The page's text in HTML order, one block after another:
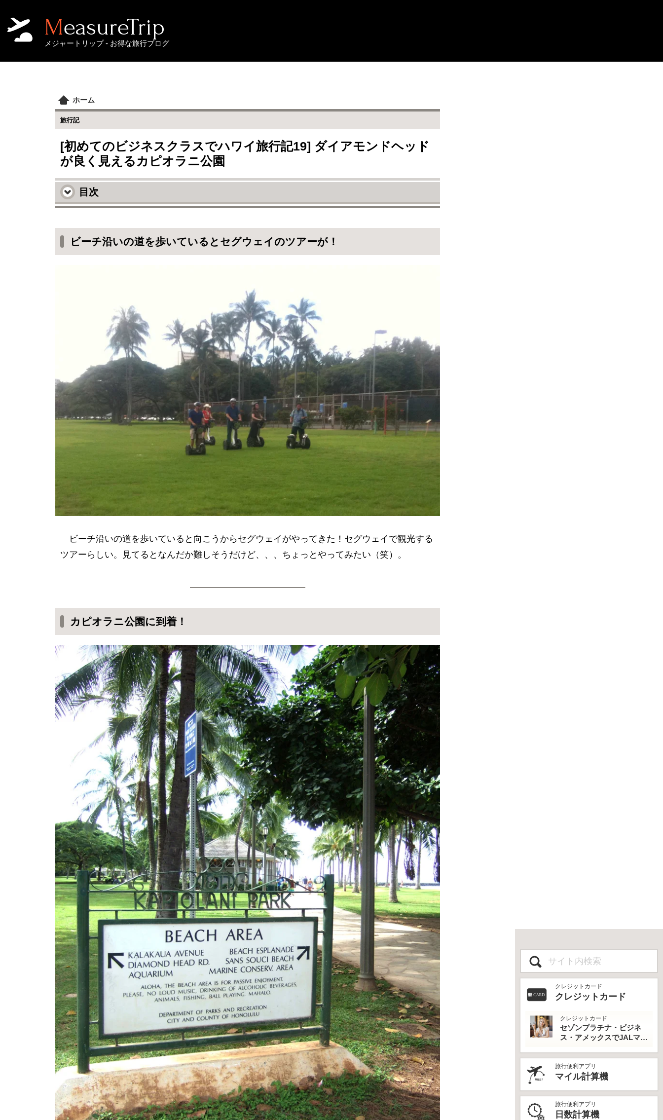
MeasureTrip
メジャートリップ - お得な旅行ブログ
ホーム
旅行記
[初めてのビジネスクラスでハワイ旅行記19] ダイアモンドヘッド
が良く見えるカピオラニ公園
目次
カピオラニ公園に到着！
カップルが交代で撮っていたのでシャッターを押してあげる
のんびりピクニックでブランチ
ビーチ沿いの道を歩いているとセグウェイのツアーが！
ビーチ沿いの道を歩いていると向こうからセグウェイがやってきた！セグウェイで観光する
ツアーらしい。見てるとなんだか難しそうだけど、、、ちょっとやってみたい（笑）。
カピオラニ公園に到着！
クレジットカード
クレジットカード
クレジットカード
セゾンプラチナ・ビジネ
ス・アメックスでJALマイ
を最大活用！
旅行便利アプリ
マイル計算機
旅行便利アプリ
日数計算機